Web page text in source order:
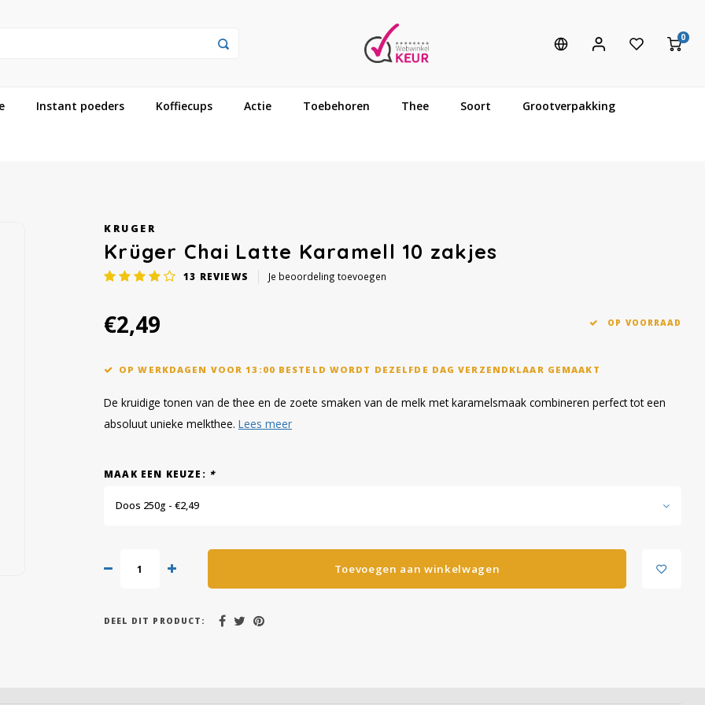
0
Instant poeders Koffiecups Actie Toebehoren Thee Soort Grootverpakking
KRUGER
Krüger Chai Latte Karamell 10 zakjes
13 REVIEWS Je beoordeling toevoegen
€2,49 OP VOORRAAD
OP WERKDAGEN VOOR 13:00 BESTELD WORDT DEZELFDE DAG VERZENDKLAAR GEMAAKT
De kruidige tonen van de thee en de zoete smaken van de melk met karamelsmaak combineren perfect tot een
absoluut unieke melkthee. Lees meer
MAAK EEN KEUZE: *
Doos 250g - €2,49
Toevoegen aan winkelwagen
DEEL DIT PRODUCT: